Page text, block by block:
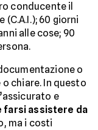
conducente il
60 giorni
alle cose; 90
o
chiare. In questo
e
farsi assistere da
ma i costi